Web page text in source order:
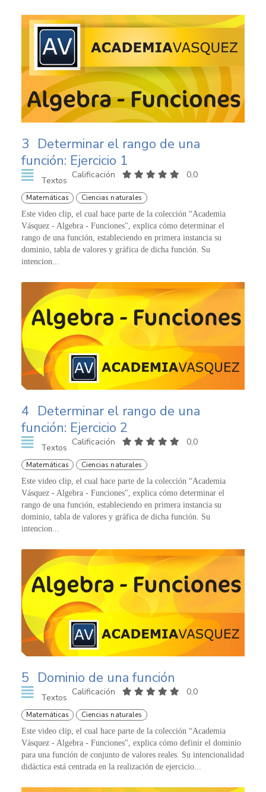
3 Determinar el rango de una
función: Ejercicio 1
Textos
Calificación 0,0
Matemáticas Ciencias naturales
Este video clip, el cual hace parte de la colección “Academia
Vásquez - Algebra - Funciones", explica cómo determinar el
rango de una función, estableciendo en primera instancia su
dominio, tabla de valores y gráfica de dicha función. Su
intencion...
4 Determinar el rango de una
función: Ejercicio 2
Textos
Calificación 0,0
Matemáticas Ciencias naturales
Este video clip, el cual hace parte de la colección “Academia
Vásquez - Algebra - Funciones", explica cómo determinar el
rango de una función, estableciendo en primera instancia su
dominio, tabla de valores y gráfica de dicha función. Su
intencion...
5 Dominio de una función
Textos
Calificación 0,0
Matemáticas Ciencias naturales
Este video clip, el cual hace parte de la colección “Academia
Vásquez - Algebra - Funciones", explica cómo definir el dominio
para una función de conjunto de valores reales. Su intencionalidad
didáctica está centrada en la realización de ejercicio...